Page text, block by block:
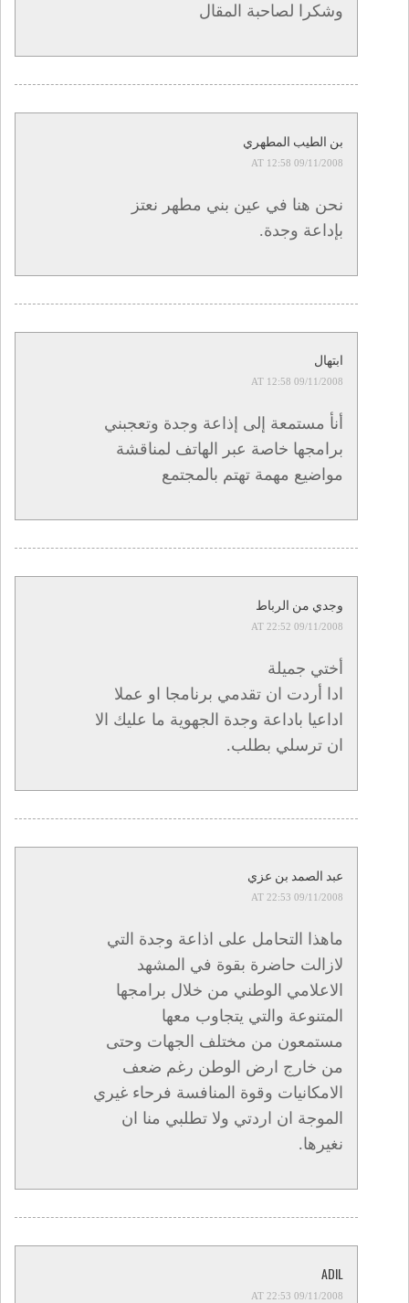
وشكرا لصاحبة المقال
بن الطيب المطهري
09/11/2008 AT 12:58
نحن هنا في عين بني مطهر نعتز
بإداعة وجدة.
ابتهال
09/11/2008 AT 12:58
أنأ مستمعة إلى إذاعة وجدة وتعجبني
برامجها خاصة عبر الهاتف لمناقشة
مواضيع مهمة تهتم بالمجتمع
وجدي من الرباط
09/11/2008 AT 22:52
أختي جميلة
ادا أردت ان تقدمي برنامجا او عملا
اداعيا باداعة وجدة الجهوية ما عليك الا
ان ترسلي بطلب.
عبد الصمد بن عزي
09/11/2008 AT 22:53
ماهذا التحامل على اذاعة وجدة التي
لازالت حاضرة بقوة في المشهد
الاعلامي الوطني من خلال برامجها
المتنوعة والتي يتجاوب معها
مستمعون من مختلف الجهات وحتى
من خارج ارض الوطن رغم ضعف
الامكانيات وقوة المنافسة فرحاء غيري
الموجة ان اردتي ولا تطلبي منا ان
نغيرها.
ADIL
09/11/2008 AT 22:53